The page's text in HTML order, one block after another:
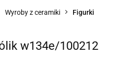
Wyroby z ceramiki Figurki
w134e/100212